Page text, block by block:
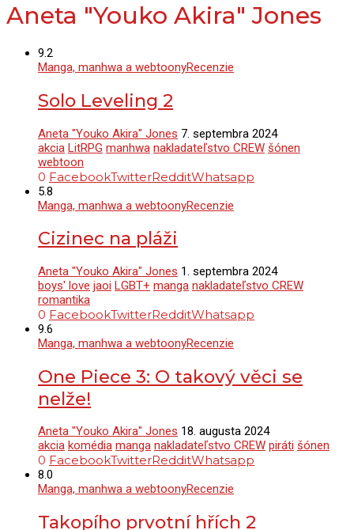
Aneta "Youko Akira" Jones
9.2
Manga, manhwa a webtoonyRecenzie
Solo Leveling 2
Aneta "Youko Akira" Jones 7. septembra 2024
akcia LitRPG manhwa nakladateľstvo CREW šónen
webtoon
0 FacebookTwitterRedditWhatsapp
5.8
Manga, manhwa a webtoonyRecenzie
Cizinec na pláži
Aneta "Youko Akira" Jones 1. septembra 2024
boys' love jaoi LGBT+ manga nakladateľstvo CREW
romantika
0 FacebookTwitterRedditWhatsapp
9.6
Manga, manhwa a webtoonyRecenzie
One Piece 3: O takový věci se
nelže!
Aneta "Youko Akira" Jones 18. augusta 2024
akcia komédia manga nakladateľstvo CREW piráti šónen
0 FacebookTwitterRedditWhatsapp
8.0
Manga, manhwa a webtoonyRecenzie
Takopího prvotní hřích 2